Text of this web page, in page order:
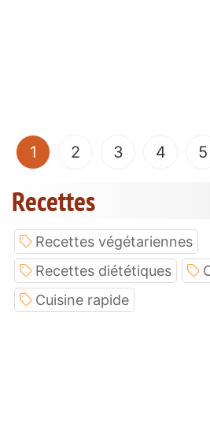
1 (current)
2 3 4 5
Recettes
Recettes végétariennes
Recettes diététiques
Cuisine rapide